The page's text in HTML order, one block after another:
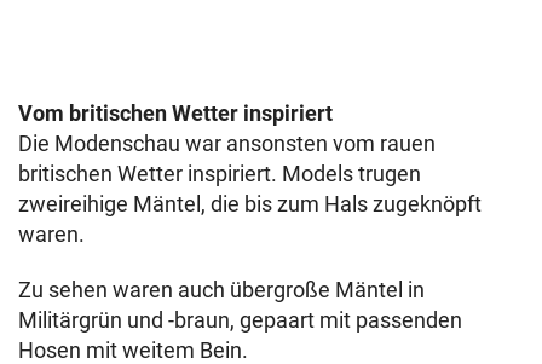
Vom britischen Wetter inspiriert
Die Modenschau war ansonsten vom rauen
britischen Wetter inspiriert. Models trugen
zweireihige Mäntel, die bis zum Hals zugeknöpft
waren.
Zu sehen waren auch übergroße Mäntel in
Militärgrün und -braun, gepaart mit passenden
Hosen mit weitem Bein.